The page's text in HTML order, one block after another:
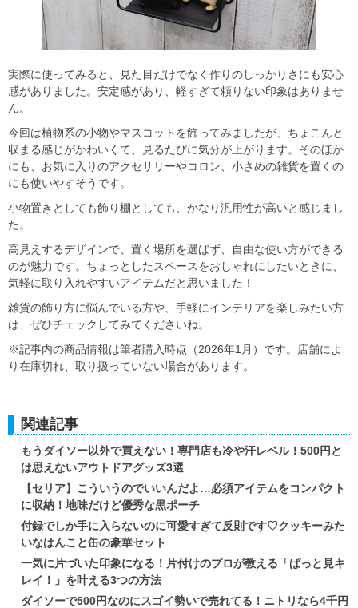
実際に使ってみると、見た目だけでなく作りのしっかりさにも安心
感がありました。安定感があり、軽すぎて頼りない印象はありませ
ん。
今回は植物系の小物やマスコットを飾ってみましたが、ちょこんと
収まる感じがかわいくて、見るたびに気分が上がります。そのほか
にも、お気に入りのアクセサリーやコロン、小さめの雑貨を置くの
にも使いやすそうです。
小物置きとしても飾り棚としても、かなり汎用性が高いと感じまし
た。
高見えするデザインで、置く場所を選ばず、自由な使い方ができる
のが魅力です。ちょっとしたスペースをおしゃれにしたいときに、
気軽に取り入れやすいアイテムだと思いました！
雑貨の飾り方に悩んでいる方や、手軽にインテリアを楽しみたい方
は、ぜひチェックしてみてくださいね。
※記事内の商品情報は筆者購入時点（2026年1月）です。店舗によ
り在庫切れ、取り扱っていない場合があります。
関連記事
もうダイソー以外で買えない！専門店も冷や汗レベル！500円と
は思えないアウトドアグッズ3選
【セリア】こういうのでいいんだよ…必須アイテムをコンパクト
に収納！地味だけど優秀な黒ポーチ
付録でしか手に入らないのに可愛すぎて反則です♡クッキーみた
いなはんこと缶の豪華セット
一気に片づいた印象になる！片付けのプロが教える「ぱっと見キ
レイ！」を叶える3つの方法
ダイソーで500円なのにスゴイ勢いで売れてる！ニトリなら4千円